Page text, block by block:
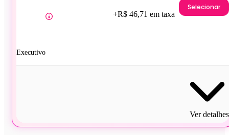
Executivo
+R$ 46,71 em taxa
Selecionar
Ver detalhes